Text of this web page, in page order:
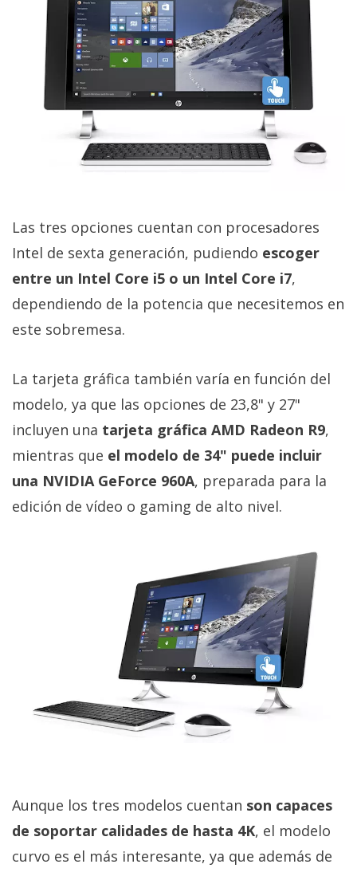
Las tres opciones cuentan con procesadores
Intel de sexta generación, pudiendo escoger
entre un Intel Core i5 o un Intel Core i7,
dependiendo de la potencia que necesitemos en
este sobremesa.
La tarjeta gráfica también varía en función del
modelo, ya que las opciones de 23,8" y 27"
incluyen una tarjeta gráfica AMD Radeon R9,
mientras que el modelo de 34" puede incluir
una NVIDIA GeForce 960A, preparada para la
edición de vídeo o gaming de alto nivel.
Aunque los tres modelos cuentan son capaces
de soportar calidades de hasta 4K, el modelo
curvo es el más interesante, ya que además de